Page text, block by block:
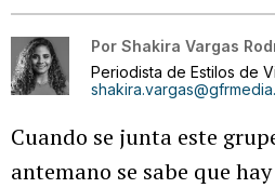
Por Shakira Vargas
Periodista de Estilos de
Cuando se junta este
antemano se sabe que